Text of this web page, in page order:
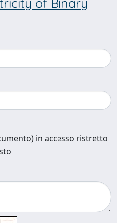
of Binary
in accesso ristretto